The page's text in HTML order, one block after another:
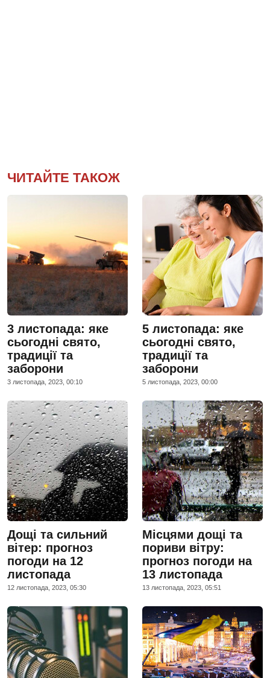
ЧИТАЙТЕ ТАКОЖ
3 листопада: яке
сьогодні свято,
традиції та
заборони
3 листопада, 2023, 00:10
5 листопада: яке
сьогодні свято,
традиції та
заборони
5 листопада, 2023, 00:00
Дощі та сильний
вітер: прогноз
погоди на 12
листопада
12 листопада, 2023, 05:30
Місцями дощі та
пориви вітру:
прогноз погоди на
13 листопада
13 листопада, 2023, 05:51